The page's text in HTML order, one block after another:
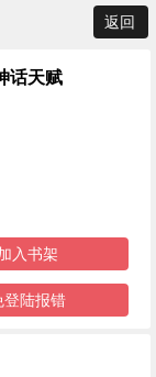
返回
话天赋
入书架
登陆报错